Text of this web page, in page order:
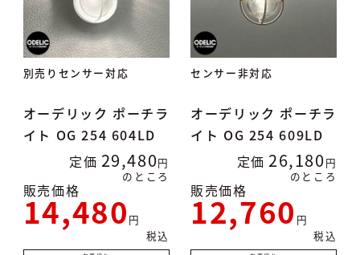
別売りセンサー対応
オーデリック ポーチラ
イト OG 254 604LD
定価 29,480
のところ
販売価格
14,480
税込
センサー非対応
オーデリック ポーチラ
イト OG 254 609LD
定価 26,180
のところ
販売価格
12,760
税込